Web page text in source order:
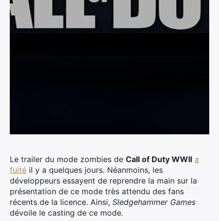
Le trailer du mode zombies de Call of Duty WWII a
fuité il y a quelques jours. Néanmoins, les
développeurs essayent de reprendre la main sur la
présentation de ce mode très attendu des fans
récents de la licence. Ainsi, Sledgehammer Games
dévoile le casting de ce mode.